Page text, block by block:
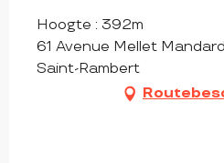
Hoogte : 392m
61 Avenue Mellet
Saint-Rambert